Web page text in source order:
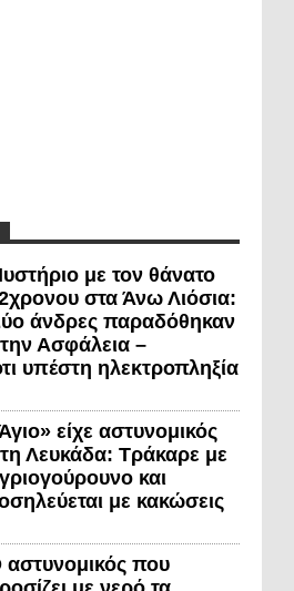
με τον θάνατο
στα Άνω Λιόσια:
άνδρες παραδόθηκαν
Ασφάλεια –
υπέστη ηλεκτροπληξία
είχε αστυνομικός
Λευκάδα: Τράκαρε με
και
με κακώσεις
αστυνομικός που